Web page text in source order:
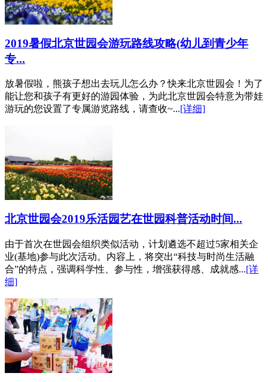
2019暑假北京世园会游玩路线攻略(幼儿到青少年
专...
放暑假啦，熊孩子想出去玩儿怎么办？快来北京世园会！为了
能让您和孩子有更好的游园体验，为此北京世园会特意为带娃
游玩的您设置了专属游览路线，请查收~...[详细]
北京世园会2019乐活园艺在世园科普活动时间...
由于首次在世园会组织类似活动，计划遴选不超过5家相关企
业(基地)参与此次活动。内容上，将突出“科技与时尚生活融
合”的特点，强调科学性、参与性，增强获得感、成就感...[详
细]